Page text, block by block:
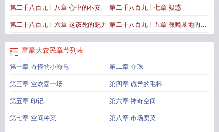
txt
求食之路
第二千八百九十八章 心中的不安 第二千八百九十七章 疑惑
第二千八百九十六章 这该死的魅力 第二千八百九十五章 夜晚墓地的诡
异祭祀
富豪大农民章节列表
第一章 奇怪的小海龟 第二章 夺珠
第三章 空欢喜一场 第四章 诡异的毛料
第五章 印记 第六章 神奇空间
第七章 空间种菜 第八章 市场卖菜